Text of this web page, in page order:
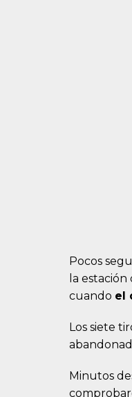
Pocos
la estación
cuando el
Los siete
Minutos